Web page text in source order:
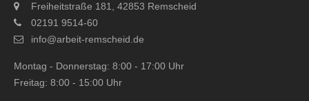
Freiheitstraße 181, 42853 Remscheid
02191 9514-60
info@arbeit-remscheid.de
Montag - Donnerstag: 8:00 - 17:00 Uhr
Freitag: 8:00 - 15:00 Uhr